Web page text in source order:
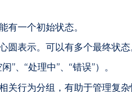
有一个初始状态。
圆表示。可以有多个最终状态
”、“处理中”、“错误”）。
关行为分组，有助于管理复杂